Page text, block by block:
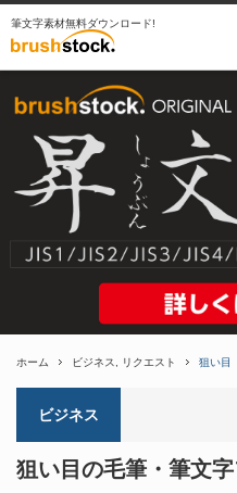
筆文字素材無料ダウンロード!
ホーム ビジネス, リクエスト 狙い目
ビジネス
狙い目の毛筆・筆文